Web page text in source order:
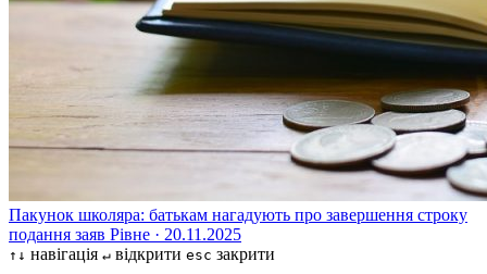
Пакунок школяра: батькам нагадують про завершення строку
подання заяв Рівне · 20.11.2025
↑↓ навігація ↵ відкрити esc закрити